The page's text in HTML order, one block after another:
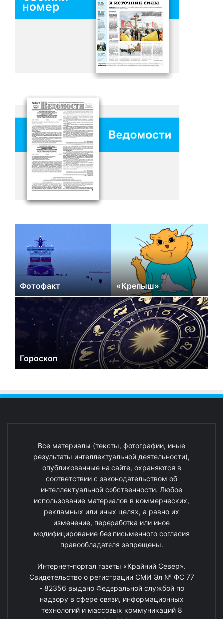
номер
Фотофакт «Крепыш»
Гороскоп
Все материалы (тексты, фотографии, иные
результаты интеллектуальной деятельности),
опубликованные на сайте, охраняются в
соответствии с законодательством об
интеллектуальной собственности. Любое
использование материалов в коммерческих,
рекламных или иных целях, а равно их
изменение, переработка или иное
модифицирование без письменного согласия
правообладателя запрещены.
Интернет-портал газеты «Крайний Север».
Свидетельство о регистрации СМИ Эл № ФС 77
- 82356 выдано Федеральной службой по
надзору в сфере связи, информационных
технологий и массовых коммуникаций 8